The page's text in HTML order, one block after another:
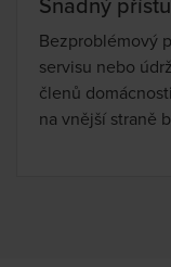
Snadný
Bezproblémový
servisu nebo
členů
na vnější straně